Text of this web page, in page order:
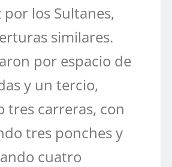
por los Sultanes,
similares.
por espacio de
y un tercio,
tres carreras, con
tres ponches y
cuatro